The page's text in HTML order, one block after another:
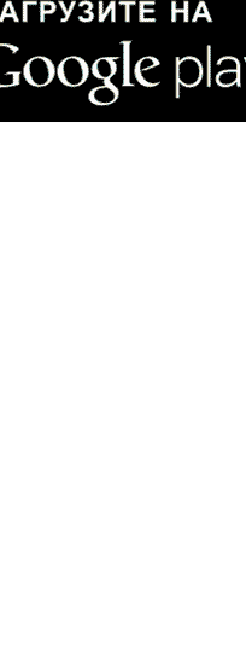
и не является